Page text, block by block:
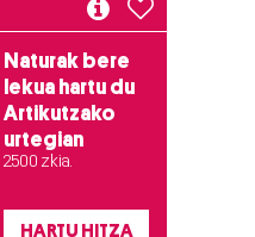
Naturak bere
lekua hartu du
Artikutzako
urtegian
2.500 zkia.
HARTU HITZA